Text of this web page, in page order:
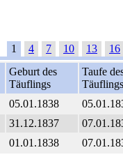
1 4 7 10 13
16
Geburt des
Täuflings
Taufe
Täuflings
05.01.1838
31.12.1837
01.01.1838